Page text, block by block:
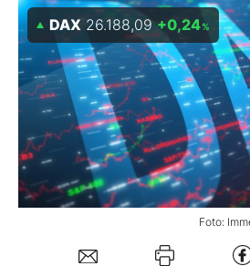
Experten
Mein B:O
Mein Konto
Folgen Sie uns
Kontakt
Foto:
DAX 26.188,09 +0,24%